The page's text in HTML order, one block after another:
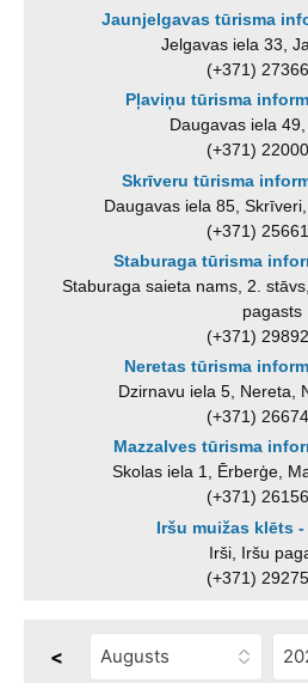
Jaunjelgavas tūrisma
Jelgavas iela 33,
(+371)
Pļaviņu tūrisma
Daugavas iela
(+371)
Skrīveru tūrisma
Daugavas iela 85,
(+371)
Staburaga tūrisma
Staburaga saieta nams, 2.
pagasts
(+371)
Neretas tūrisma
Dzirnavu iela 5, Nereta,
(+371)
Mazzalves tūrisma
Skolas iela 1, Ērberģe,
(+371)
Iršu muižas klēts
Irši, Iršu
(+371)
<